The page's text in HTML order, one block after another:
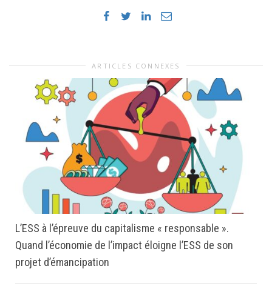
ARTICLES CONNEXES
L’ESS à l’épreuve du capitalisme « responsable ».
Quand l’économie de l’impact éloigne l’ESS de son
projet d’émancipation